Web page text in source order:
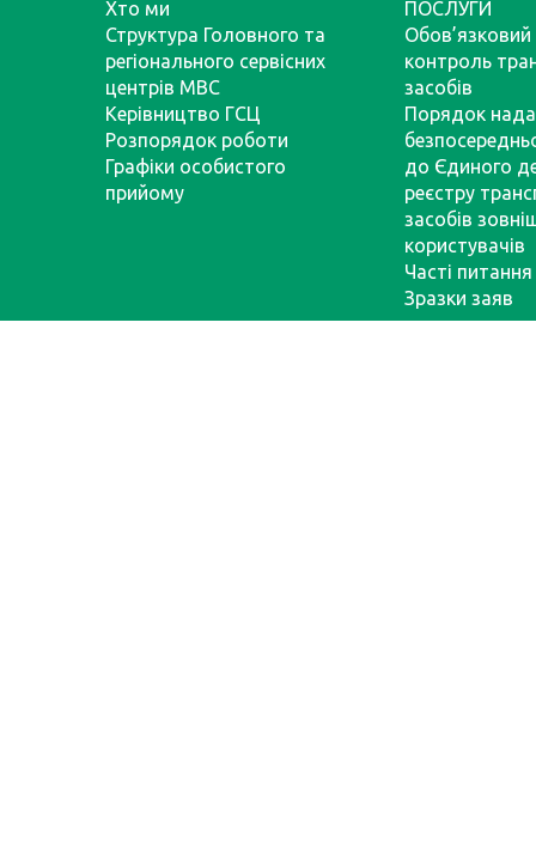
Хто ми
Структура Головного та
регіонального сервісних
центрів МВС
Керівництво ГСЦ
Розпорядок роботи
Графіки особистого
прийому
ПОСЛУГИ
Обов’язковий
контроль
засобів
Порядок
до Єдиного
реєстру
засобів
користувачів
Часті питання
Зразки заяв